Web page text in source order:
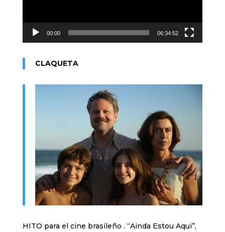
00:00 06:34:52
CLAQUETA
HITO para el cine brasileño . “Ainda Estou Aqui”,